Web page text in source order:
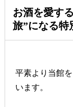
お酒を愛す
旅”になる特
平素より当館
います。